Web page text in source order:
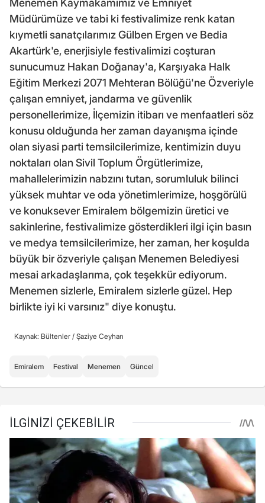
Menemen Kaymakamımız ve Emniyet
Müdürümüze ve tabi ki festivalimize renk katan
kıymetli sanatçılarımız Gülben Ergen ve Bedia
Akartürk'e, enerjisiyle festivalimizi coşturan
sunucumuz Hakan Doğanay'a, Karşıyaka Halk
Eğitim Merkezi 2071 Mehteran Bölüğü'ne Özveriyle
çalışan emniyet, jandarma ve güvenlik
personellerimize, İlçemizin itibarı ve menfaatleri söz
konusu olduğunda her zaman dayanışma içinde
olan siyasi parti temsilcilerimize, kentimizin duyu
noktaları olan Sivil Toplum Örgütlerimize,
mahallelerimizin nabzını tutan, sorumluluk bilinci
yüksek muhtar ve oda yönetimlerimize, hoşgörülü
ve konuksever Emiralem bölgemizin üretici ve
sakinlerine, festivalimize gösterdikleri ilgi için basın
ve medya temsilcilerimize, her zaman, her koşulda
büyük bir özveriyle çalışan Menemen Belediyesi
mesai arkadaşlarıma, çok teşekkür ediyorum.
Menemen sizlerle, Emiralem sizlerle güzel. Hep
birlikte iyi ki varsınız" diye konuştu.
Kaynak: Bültenler / Şaziye Ceyhan
Emiralem Festival Menemen Güncel